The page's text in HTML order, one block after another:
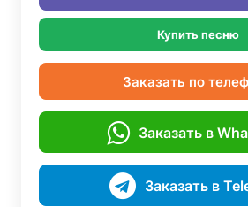
Купить песню
Заказать по
Заказать в
Заказать в